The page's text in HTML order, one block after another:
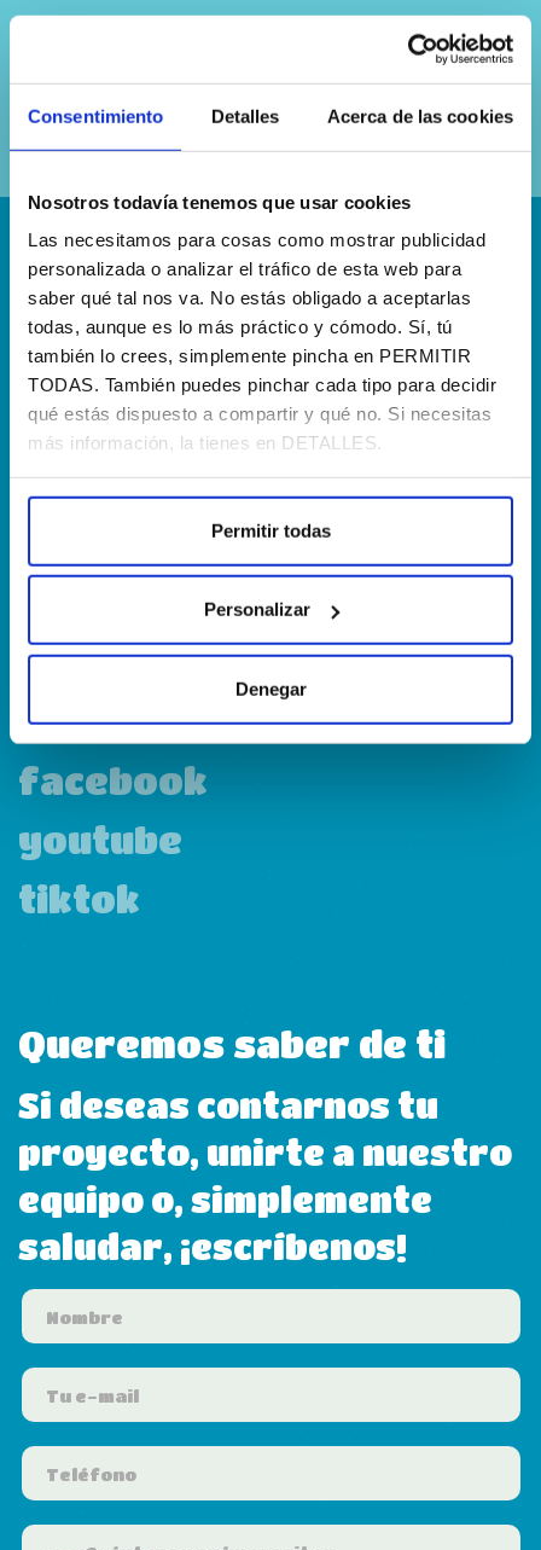
Consentimiento Detalles Acerca de las cookies
Nosotros todavía tenemos que usar cookies
Las necesitamos para cosas como mostrar publicidad
personalizada o analizar el tráfico de esta web para
saber qué tal nos va. No estás obligado a aceptarlas
todas, aunque es lo más práctico y cómodo. Sí, tú
también lo crees, simplemente pincha en PERMITIR
TODAS. También puedes pinchar cada tipo para decidir
qué estás dispuesto a compartir y qué no. Si necesitas
más información, la tienes en DETALLES.
Permitir todas
Personalizar
Denegar
política de
privacidad
¡Escríbenos!
hola@agenciapisto.com
¿Hablamos?!
(+34) 910 40 46 33
¿Dónde estamos?
linkedin
instagram
facebook
youtube
tiktok
Queremos saber de ti
Si deseas contarnos tu
proyecto, unirte a nuestro
equipo o, simplemente
saludar, ¡escríbenos!